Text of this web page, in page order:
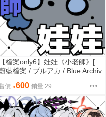
【檔案only6】娃娃《小老師》[
藍檔案 / ブルアカ / Blue Archiv
/ 小老師]
價 600 銷量:29